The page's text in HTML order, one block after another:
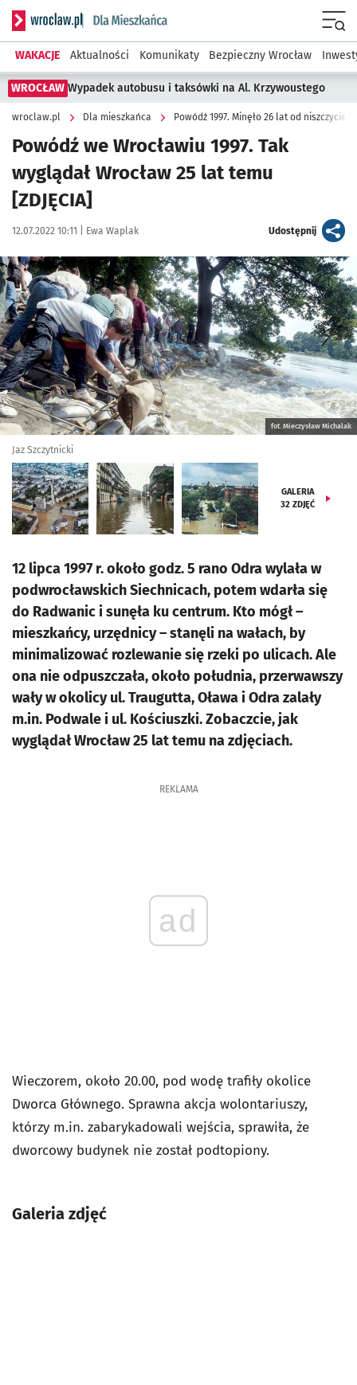
Serwis informacyjny wroclaw.pl podserwis: Dla mieszkańca
WAKACJE Aktualności Komunikaty Bezpieczny Wrocław
WROCŁAW Wypadek autobusu i taksówki na Al. Krzywoustego
wroclaw.pl Dla mieszkańca Powódź 1997. Minęło 26 lat od
Powódź we Wrocławiu 1997. Tak
wyglądał Wrocław 25 lat temu
[ZDJĘCIA]
Data publikacji:
12.07.2022 10:11 | Autor:
Ewa Waplak Udostępnijartykuł
Kliknij, aby zobaczyć galerię
fot. Mieczysław Michalak
Jaz Szczytnicki
GALERIA
32 ZDJĘĆ
12 lipca 1997 r. około godz. 5 rano Odra wylała w
podwrocławskich Siechnicach, potem wdarła się
do Radwanic i sunęła ku centrum. Kto mógł –
mieszkańcy, urzędnicy – stanęli na wałach, by
minimalizować rozlewanie się rzeki po ulicach. Ale
ona nie odpuszczała, około południa, przerwawszy
wały w okolicy ul. Traugutta, Oława i Odra zalały
m.in. Podwale i ul. Kościuszki. Zobaczcie, jak
wyglądał Wrocław 25 lat temu na zdjęciach.
REKLAMA
ad
Wieczorem, około 20.00, pod wodę trafiły okolice
Dworca Głównego. Sprawna akcja wolontariuszy,
którzy m.in. zabarykadowali wejścia, sprawiła, że
dworcowy budynek nie został podtopiony.
Galeria zdjęć